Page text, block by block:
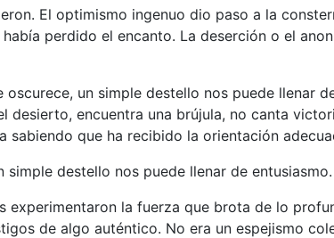
El optimismo ingenuo dio paso a la
perdido el encanto. La deserción o el
un simple destello nos puede llenar
desierto, encuentra una brújula, no canta
sabiendo que ha recibido la orientación
simple destello nos puede llenar de entusiasmo.
experimentaron la fuerza que brota de lo
de algo auténtico. No era un espejismo